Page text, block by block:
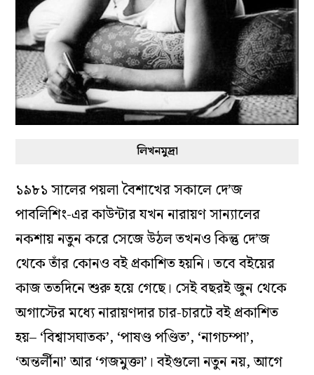
লিখনমুদ্রা
১৯৮১ সালের পয়লা বৈশাখের সকালে দে’জ
পাবলিশিং-এর কাউন্টার যখন নারায়ণ সান্যালের
নকশায় নতুন করে সেজে উঠল তখনও কিন্তু দে’জ
থেকে তাঁর কোনও বই প্রকাশিত হয়নি। তবে বইয়ের
কাজ ততদিনে শুরু হয়ে গেছে। সেই বছরই জুন থেকে
অগাস্টের মধ্যে নারায়ণদার চার-চারটে বই প্রকাশিত
হয়– ‘বিশ্বাসঘাতক’, ‘পাষণ্ড পণ্ডিত’, ‘নাগচম্পা’,
‘অন্তর্লীনা’ আর ‘গজমুক্তা’। বইগুলো নতুন নয়, আগে